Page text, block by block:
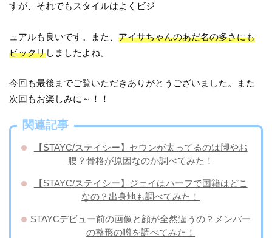
すが、それでもスタイルはよくビジ
ュアルも良いです。また、アイサちゃんのあだ名の多さにも
ビックリしましたよね。
今回も最後までご覧いただきありがとうございました。また
次回もお楽しみに～！！
関連記事
【STAYC/ステイシー】セウンが太ってるのは脚やお
腹？骨格が原因なのか調べてみた！
【STAYC/ステイシー】ジェイはハーフで国籍はどこ
なの？出身地も調べてみた！
STAYCデビュー前の画像と顔が全然違うの？メンバー
の整形の噂を調べてみた！